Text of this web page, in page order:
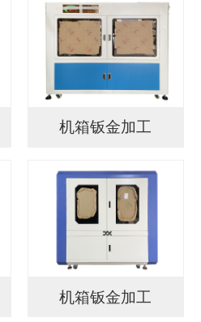
机箱钣金加工
机箱钣金加工